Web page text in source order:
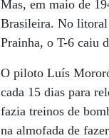
Mas, em maio de
Brasileira. No litoral
Prainha, o T-6 caiu
O piloto Luís
cada 15 dias para
fazia treinos de
na almofada de